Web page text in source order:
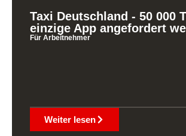
Taxi Deutschland - 50 000
einzige App angefordert
Für Arbeitnehmer
Weiter lesen